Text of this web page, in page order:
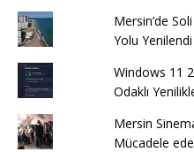
Mersin’de
Yolu Yenilendi
Windows 11
Odaklı
Mersin
Mücadele